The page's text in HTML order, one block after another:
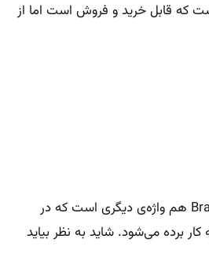
که قابل خرید و فروش است اما از
سنجش برند یا Brand Audit هم واژه‌ی دیگری است که در
کار برده می‌شود. شاید به نظر بیاید